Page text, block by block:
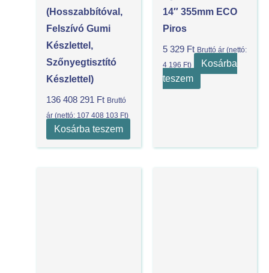
(hosszabbítóval,
Felszívó Gumi
Készlettel,
Szőnyegtisztító
Készlettel)
136 408 291 Ft Bruttó
ár (nettó: 107 408 103 Ft)
Kosárba teszem
14″ 355mm ECO
Piros
5 329 Ft Bruttó ár (nettó:
4 196 Ft)
Kosárba
teszem